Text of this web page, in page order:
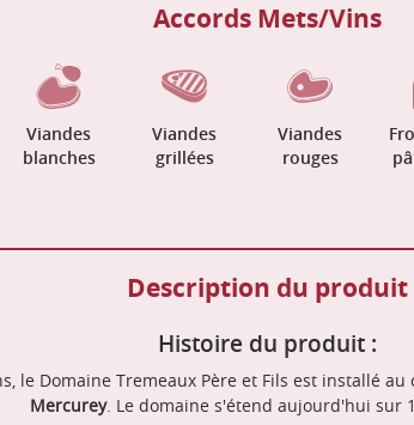
Accords Mets/Vins
Viandes
blanches
Viandes
grillées
Viandes
rouges
Description du produit
Histoire du produit :
le Domaine Tremeaux Père et Fils est installé au
Mercurey. Le domaine s'étend aujourd'hui sur